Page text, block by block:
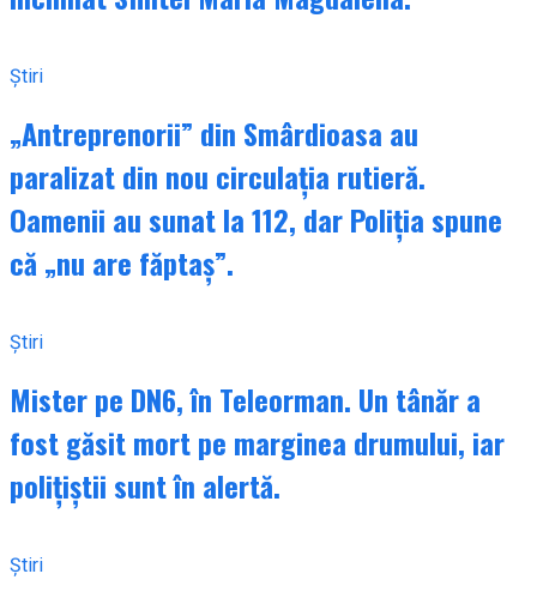
Știri
„Antreprenorii” din Smârdioasa au
paralizat din nou circulația rutieră.
Oamenii au sunat la 112, dar Poliția spune
că „nu are făptaș”.
Știri
Mister pe DN6, în Teleorman. Un tânăr a
fost găsit mort pe marginea drumului, iar
polițiștii sunt în alertă.
Știri